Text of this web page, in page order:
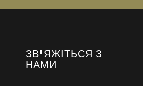
ЗВ'ЯЖІТЬСЯ З
НАМИ